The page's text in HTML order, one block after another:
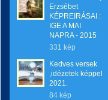
Erzsébet
KÉPREIRÁSAI :
IGE A MAI
NAPRA - 2015
331 kép
Kedves versek
,idézetek képpel
2021.
84 kép